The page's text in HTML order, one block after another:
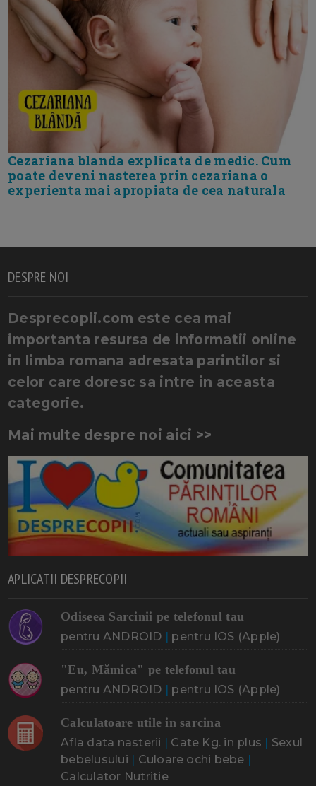
Cezariana blanda explicata de medic. Cum
poate deveni nasterea prin cezariana o
experienta mai apropiata de cea naturala
DESPRE NOI
Desprecopii.com este cea mai
importanta resursa de informatii online
in limba romana adresata parintilor si
celor care doresc sa intre in aceasta
categorie.
Mai multe despre noi aici >>
APLICATII DESPRECOPII
Odiseea Sarcinii pe telefonul tau
pentru ANDROID | pentru IOS (Apple)
"Eu, Mămica" pe telefonul tau
pentru ANDROID | pentru IOS (Apple)
Calculatoare utile in sarcina
Afla data nasterii | Cate Kg. in plus | Sexul
bebelusului | Culoare ochi bebe |
Calculator Nutritie